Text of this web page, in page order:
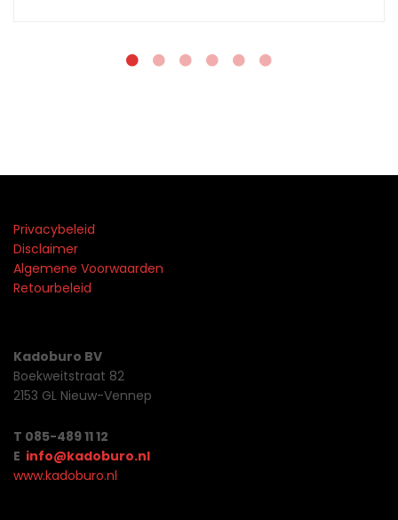
Privacybeleid
Disclaimer
Algemene Voorwaarden
Retourbeleid
Kadoburo BV
Boekweitstraat 82
2153 GL Nieuw-Vennep
T 085-489 11 12
E info@kadoburo.nl
www.kadoburo.nl